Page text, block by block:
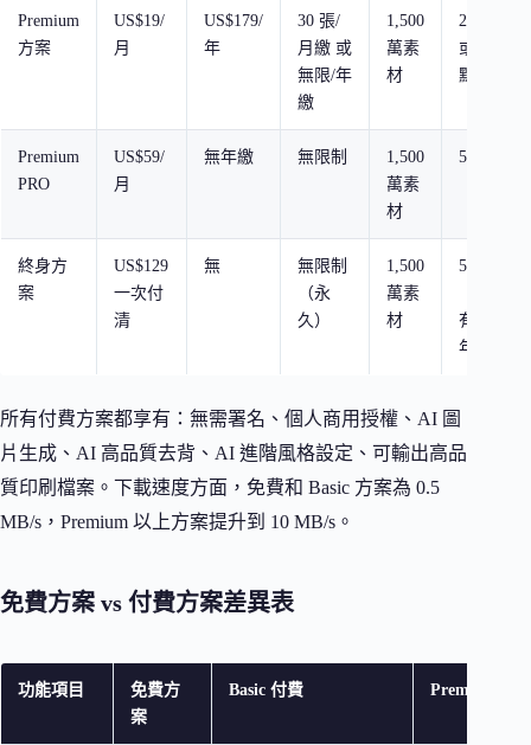
Premium
方案
US$19/
月
US$179/
年
30 張/
月繳 或
無限/年
繳
1,500
萬素
材
200 點/月
或 2,400
點/年
Premium
PRO
US$59/
月
無年繳 無限制
1,500
萬素
材
500 點/月
終身方
案
US$129
一次付
清
無
無限制
（永
久）
1,500
萬素
材
5,000 點
有效期 1
年）
所有付費方案都享有：無需署名、個人商用授權、AI 圖
片生成、AI 高品質去背、AI 進階風格設定、可輸出高品
質印刷檔案。下載速度方面，免費和 Basic 方案為 0.5
MB/s，Premium 以上方案提升到 10 MB/s。
免費方案 vs 付費方案差異表
功能項目
免費方
案
Basic 付費 Premium 付